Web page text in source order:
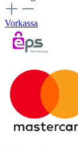
Vorkassa